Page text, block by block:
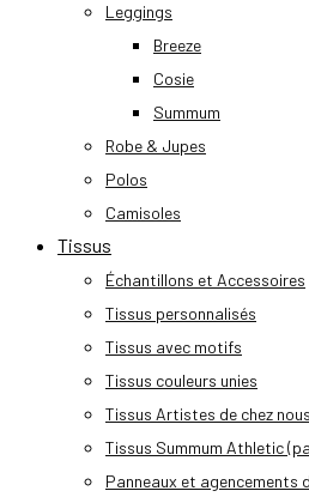
Leggings
Breeze
Cosie
Summum
Robe & Jupes
Polos
Camisoles
Tissus
Échantillons et Accessoires
Tissus personnalisés
Tissus avec motifs
Tissus couleurs unies
Tissus Artistes de chez nous
Tissus Summum Athletic
Panneaux et agencements